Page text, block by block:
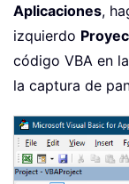
Aplicaciones,
izquierdo
código VBA en
la captura de